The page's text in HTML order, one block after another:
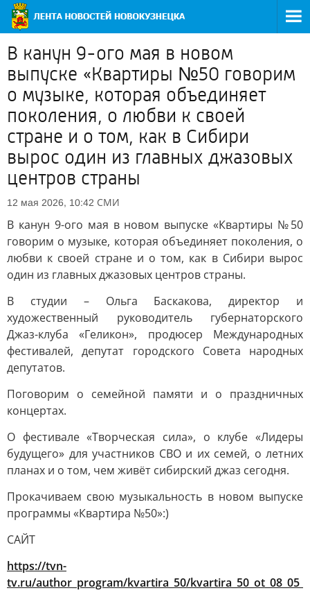
В канун 9-ого мая в новом
выпуске «Квартиры №50 говорим
о музыке, которая объединяет
поколения, о любви к своей
стране и о том, как в Сибири
вырос один из главных джазовых
центров страны
12 мая 2026, 10:42 СМИ
В канун 9-ого мая в новом выпуске «Квартиры №50
говорим о музыке, которая объединяет поколения, о
любви к своей стране и о том, как в Сибири вырос
один из главных джазовых центров страны.
В студии – Ольга Баскакова, директор и
художественный руководитель губернаторского
Джаз-клуба «Геликон», продюсер Международных
фестивалей, депутат городского Совета народных
депутатов.
Поговорим о семейной памяти и о праздничных
концертах.
О фестивале «Творческая сила», о клубе «Лидеры
будущего» для участников СВО и их семей, о летних
планах и о том, чем живёт сибирский джаз сегодня.
Прокачиваем свою музыкальность в новом выпуске
программы «Квартира №50»:)
САЙТ
https://tvn-
tv.ru/author_program/kvartira_50/